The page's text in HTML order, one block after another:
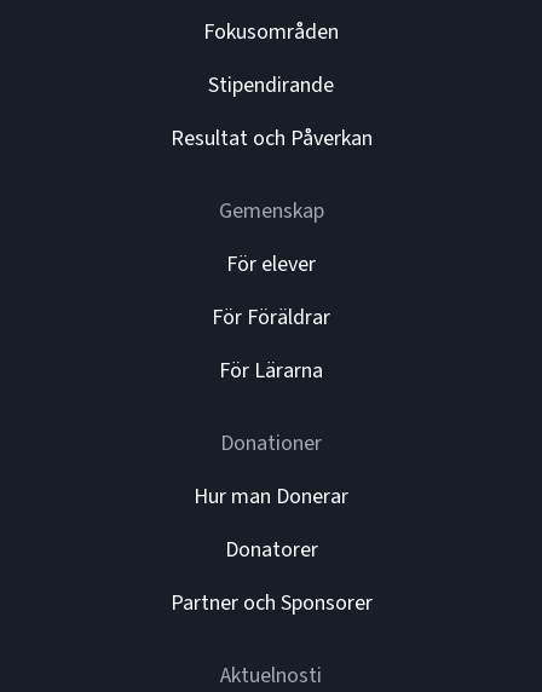
Fokusområden
Stipendirande
Resultat och Påverkan
Gemenskap
För elever
För Föräldrar
För Lärarna
Donationer
Hur man Donerar
Donatorer
Partner och Sponsorer
Aktuelnosti